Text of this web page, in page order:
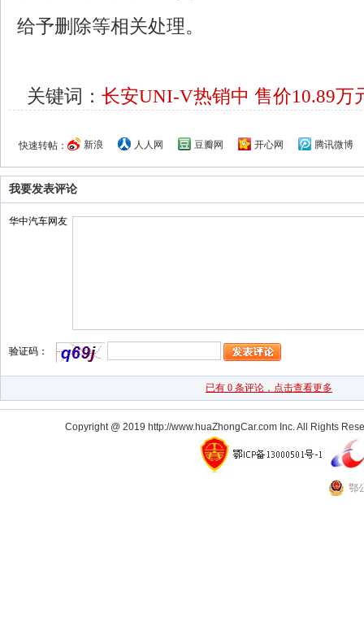
给予删除等相关处理。
关键词： 长安UNI-V热销中 售价10.89万
快速转帖： 新浪 人人网 豆瓣网 开心网 腾讯微博
我要发表评论
Copyright @ 2019 http://www.huaZhongCar.com Inc. All Rights
鄂